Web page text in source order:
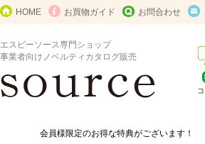
HOME お買物ガイド お問合わせ
エスピーソース専門ショップ
事業者向けノベルティカタログ販売
会員様限定のお得な特典がございます！